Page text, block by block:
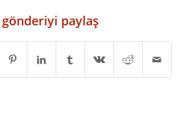
gönderiyi paylaş